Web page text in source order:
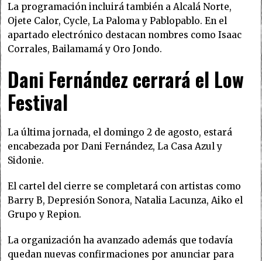
La programación incluirá también a Alcalá Norte,
Ojete Calor, Cycle, La Paloma y Pablopablo. En el
apartado electrónico destacan nombres como Isaac
Corrales, Bailamamá y Oro Jondo.
Dani Fernández cerrará el Low
Festival
La última jornada, el domingo 2 de agosto, estará
encabezada por Dani Fernández, La Casa Azul y
Sidonie.
El cartel del cierre se completará con artistas como
Barry B, Depresión Sonora, Natalia Lacunza, Aiko el
Grupo y Repion.
La organización ha avanzado además que todavía
quedan nuevas confirmaciones por anunciar para